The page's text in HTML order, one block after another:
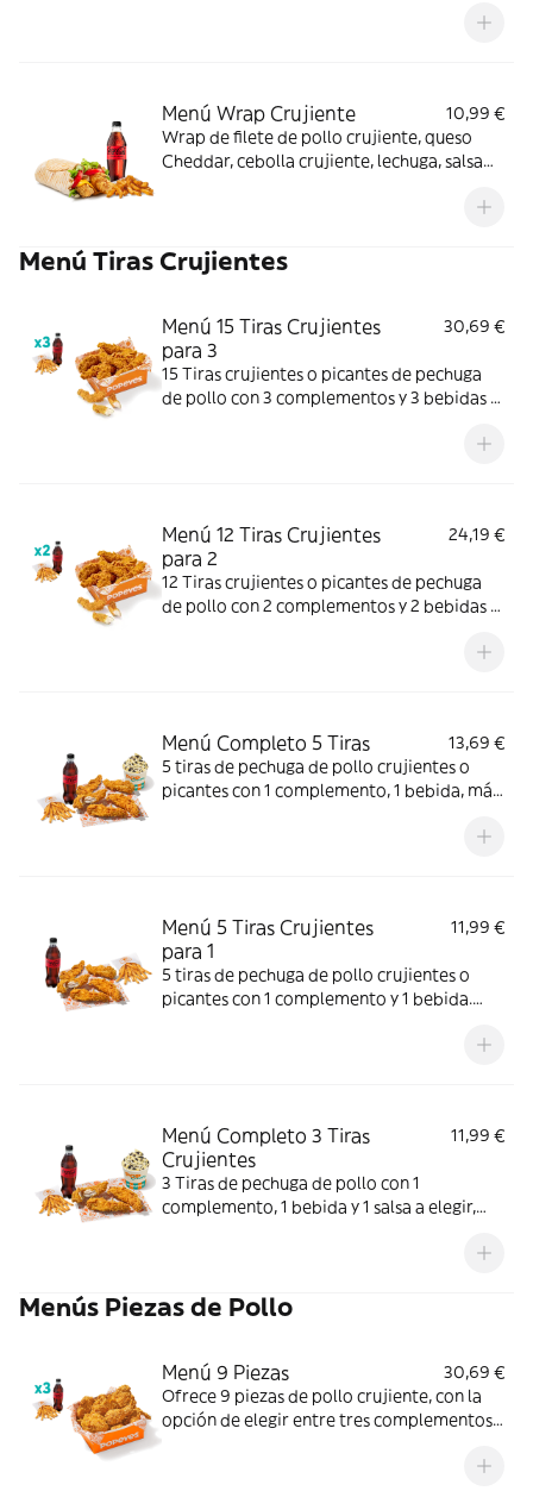
Menú Wrap Crujiente
10,99 €
Wrap de filete de pollo crujiente, queso
Cheddar, cebolla crujiente, lechuga, salsa
Menú Tiras Crujientes
Menú 15 Tiras Crujientes
para 3
30,69 €
15 Tiras crujientes o picantes de pechuga
de pollo con 3 complementos y 3 bebidas a
Menú 12 Tiras Crujientes
para 2
24,19 €
12 Tiras crujientes o picantes de pechuga
de pollo con 2 complementos y 2 bebidas a
Menú Completo 5 Tiras
13,69 €
5 tiras de pechuga de pollo crujientes o
picantes con 1 complemento, 1 bebida, más
Menú 5 Tiras Crujientes
para 1
11,99 €
5 tiras de pechuga de pollo crujientes o
picantes con 1 complemento y 1 bebida.
Menú Completo 3 Tiras
Crujientes
11,99 €
3 Tiras de pechuga de pollo con 1
complemento, 1 bebida y 1 salsa a elegir,
Menús Piezas de Pollo
Menú 9 Piezas
30,69 €
Ofrece 9 piezas de pollo crujiente, con la
opción de elegir entre tres complementos